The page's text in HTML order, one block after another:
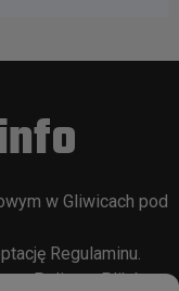
w Gliwicach pod
Regulaminu.
wPolityce Plików